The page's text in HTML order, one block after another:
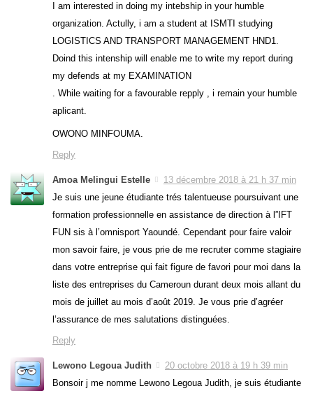
I am interested in doing my intebship in your humble
organization. Actully, i am a student at ISMTI studying
LOGISTICS AND TRANSPORT MANAGEMENT HND1.
Doind this intenship will enable me to write my report during
my defends at my EXAMINATION
. While waiting for a favourable repply , i remain your humble
aplicant.
OWONO MINFOUMA.
Reply
Amoa Melingui Estelle
13 décembre 2018 à 21 h 37 min
Je suis une jeune étudiante trés talentueuse poursuivant une
formation professionnelle en assistance de direction à l”IFT
FUN sis à l’omnisport Yaoundé. Cependant pour faire valoir
mon savoir faire, je vous prie de me recruter comme stagiaire
dans votre entreprise qui fait figure de favori pour moi dans la
liste des entreprises du Cameroun durant deux mois allant du
mois de juillet au mois d’août 2019. Je vous prie d’agréer
l’assurance de mes salutations distinguées.
Reply
Lewono Legoua Judith
20 octobre 2018 à 19 h 39 min
Bonsoir j me nomme Lewono Legoua Judith, je suis étudiante